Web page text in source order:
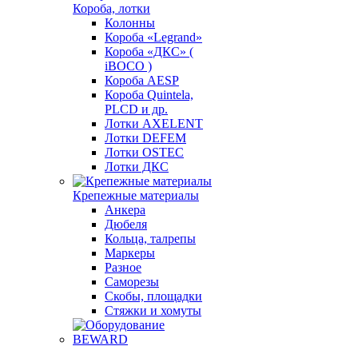
Короба, лотки
Колонны
Короба «Legrand»
Короба «ДКС» (
iBOCO )
Короба AESP
Короба Quintela,
PLCD и др.
Лотки AXELENT
Лотки DEFEM
Лотки OSTEC
Лотки ДКС
Крепежные материалы
Анкера
Дюбеля
Кольца, талрепы
Маркеры
Разное
Саморезы
Скобы, площадки
Стяжки и хомуты